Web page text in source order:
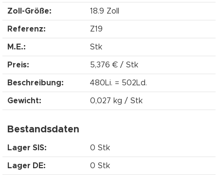
Zoll-Größe: 18.9 Zoll
Referenz: Z19
M.E.: Stk
Preis: 5,376 € / Stk
Beschreibung: 480Li. = 502Ld.
Gewicht: 0,027 kg / Stk
Bestandsdaten
Lager SIS: 0 Stk
Lager DE: 0 Stk